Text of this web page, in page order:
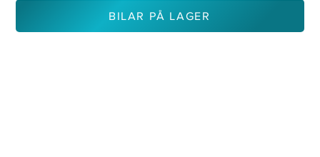
BILAR PÅ LAGER